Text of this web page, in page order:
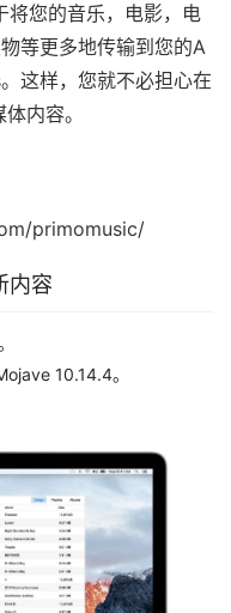
您的音乐，电影，电
等更多地传输到您的A
这样，您就不必担心在
内容。
primomusic/
内容
10.14.4。